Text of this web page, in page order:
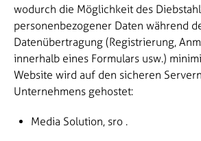
wodurch die Möglichkeit des
personenbezogener Daten während
Datenübertragung (Registrierung,
innerhalb eines Formulars usw.)
Website wird auf den sicheren
Unternehmens gehostet:
Media Solution, sro .